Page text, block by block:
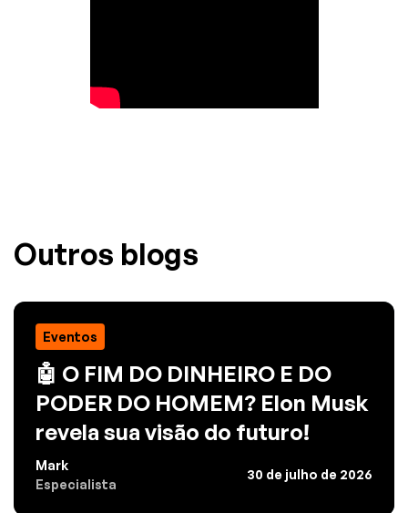
Outros blogs
Eventos
🤖 O FIM DO DINHEIRO E DO
PODER DO HOMEM? Elon Musk
revela sua visão do futuro!
Mark
Especialista
30 de julho de 2026